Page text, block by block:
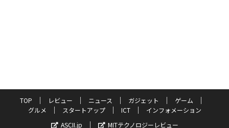
TOP レビュー ニュース ガジェット
ゲーム
グルメ
スタートアップ ICT
インフォメーション
ASCII.jp
MITテクノロジーレビュー